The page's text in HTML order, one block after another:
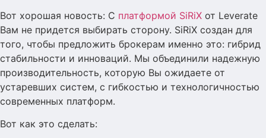
Вот хорошая новость: С платформой SiRiX от Leverate
Вам не придется выбирать сторону. SiRiX создан для
того, чтобы предложить брокерам именно это: гибрид
стабильности и инноваций. Мы объединили надежную
производительность, которую Вы ожидаете от
устаревших систем, с гибкостью и технологичностью
современных платформ.
Вот как это сделать: